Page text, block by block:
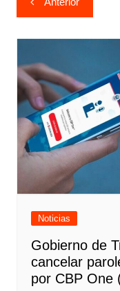
de
entradas
Noticias
Gobierno de
cancelar
por CBP One